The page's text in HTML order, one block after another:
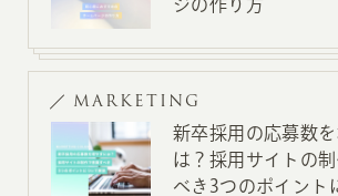
ジの作り方
MARKETING
新卒採用の応募数
は？採用サイトの
べき3つのポイント